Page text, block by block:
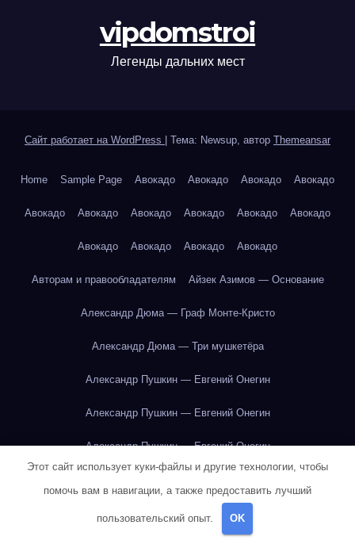
vipdomstroi
Легенды дальних мест
Сайт работает на WordPress | Тема: Newsup, автор Themeansar
Home Sample Page Авокадо Авокадо Авокадо Авокадо
Авокадо Авокадо Авокадо Авокадо Авокадо Авокадо
Авокадо Авокадо Авокадо Авокадо
Авторам и правообладателям Айзек Азимов — Основание
Александр Дюма — Граф Монте-Кристо
Александр Дюма — Три мушкетёра
Александр Пушкин — Евгений Онегин
Александр Пушкин — Евгений Онегин
Александр Пушкин — Евгений Онегин
Александр Пушкин — Евгений Онегин
Этот сайт использует куки-файлы и другие технологии, чтобы
помочь вам в навигации, а также предоставить лучший
пользовательский опыт. OK